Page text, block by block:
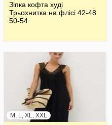
Зіпка кофта худі
Трьохнитка на флісі 42-48
50-54
M, L, XL, XXL